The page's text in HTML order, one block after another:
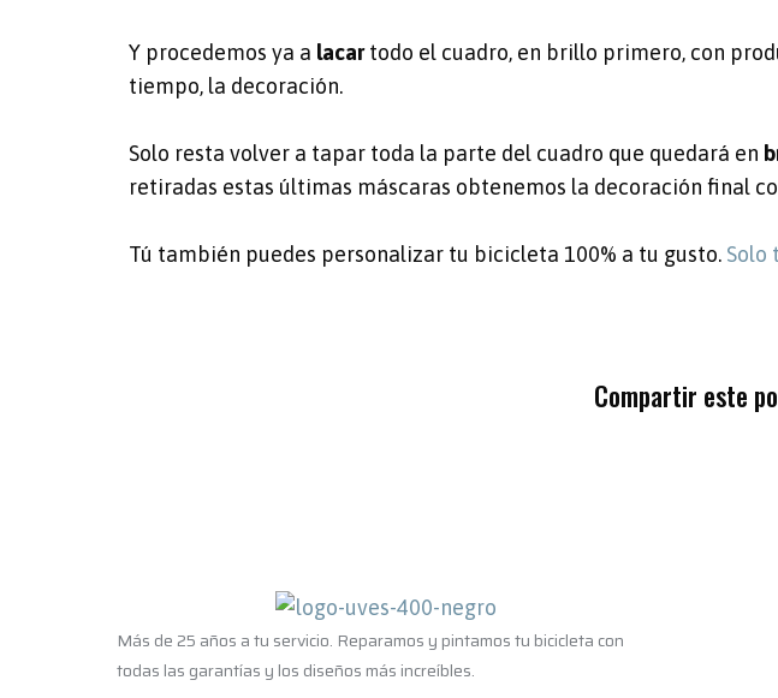
Y procedemos ya a lacartodo el cuadro, en brillo primero, con
tiempo, la decoración.
Solo resta volver a tapar toda la parte del cuadro que quedará en
retiradas estas últimas máscaras obtenemos la decoración final
Tú también puedes personalizar tu bicicleta 100% a tu gusto. Solo
Compartir este
Más de 25 años a tu servicio. Reparamos y pintamos tu bicicleta con
todas las garantías y los diseños más increíbles.